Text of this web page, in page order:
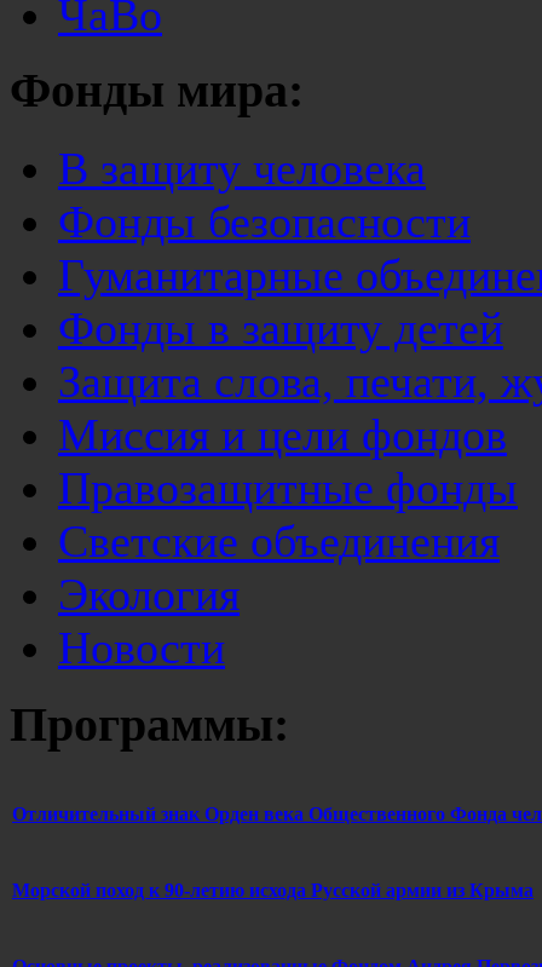
ЧаВо
Фонды мира:
В защиту человека
Фонды безопасности
Гуманитарные
Фонды в защиту детей
Защита слова, печати,
Миссия и цели фондов
Правозащитные фонды
Светские объединения
Экология
Новости
Программы:
Отличительный знак Орден века Общественного Фонда
Морской поход к 90-летию исхода Русской армии из Крыма